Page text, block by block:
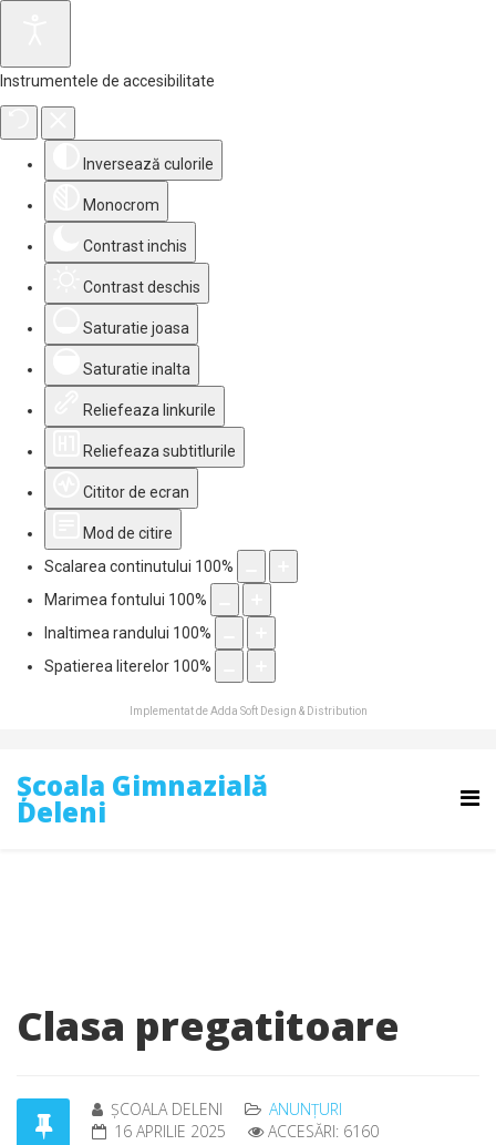
Instrumentele de accesibilitate
Inversează culorile
Monocrom
Contrast inchis
Contrast deschis
Saturatie joasa
Saturatie inalta
Reliefeaza linkurile
Reliefeaza subtitlurile
Cititor de ecran
Mod de citire
Scalarea continutului 100%
Marimea fontului 100%
Inaltimea randului 100%
Spatierea literelor 100%
Implementat deAdda Soft Design & Distribution
Școala Gimnazială
Deleni
Clasa pregatitoare
ȘCOALA DELENI
ANUNȚURI
16 APRILIE 2025
ACCESĂRI: 6160